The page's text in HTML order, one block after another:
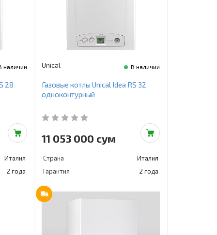
наличии
28
Италия
2 года
В наличии
Unical
Газовые котлы Unical Idea RS 32
одноконтурный
11 053 000 сум
Страна
Италия
Гарантия
2 года